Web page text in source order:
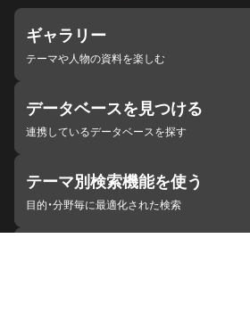
ギャラリー
テーマや人物の資料を楽しむ
データベースを見つける
連携しているデータベースを探す
テーマ別検索機能を使う
目的・分野毎に最適化された検索